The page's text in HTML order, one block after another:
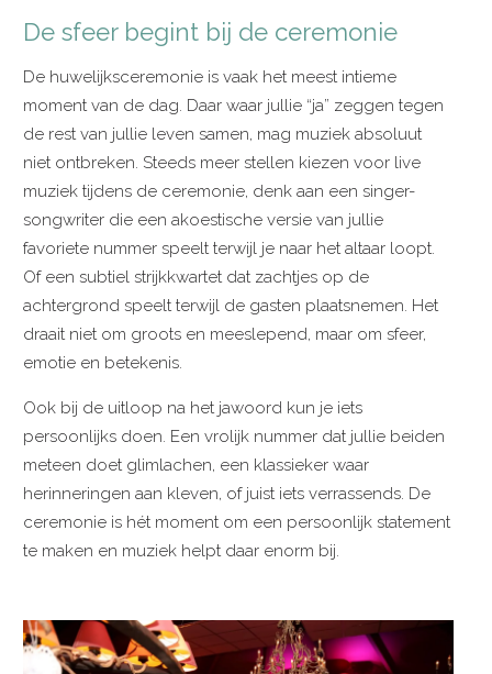
De sfeer begint bij de ceremonie
De huwelijksceremonie is vaak het meest intieme
moment van de dag. Daar waar jullie “ja” zeggen tegen
de rest van jullie leven samen, mag muziek absoluut
niet ontbreken. Steeds meer stellen kiezen voor live
muziek tijdens de ceremonie, denk aan een singer-
songwriter die een akoestische versie van jullie
favoriete nummer speelt terwijl je naar het altaar loopt.
Of een subtiel strijkkwartet dat zachtjes op de
achtergrond speelt terwijl de gasten plaatsnemen. Het
draait niet om groots en meeslepend, maar om sfeer,
emotie en betekenis.
Ook bij de uitloop na het jawoord kun je iets
persoonlijks doen. Een vrolijk nummer dat jullie beiden
meteen doet glimlachen, een klassieker waar
herinneringen aan kleven, of juist iets verrassends. De
ceremonie is hét moment om een persoonlijk statement
te maken en muziek helpt daar enorm bij.